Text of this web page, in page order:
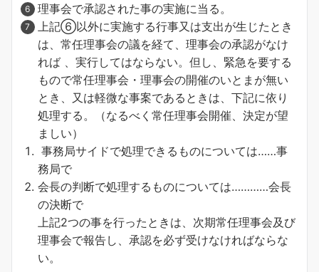
理事会で承認された事の実施に当る。
上記⑥以外に実施する行事又は支出が生じたとき
は、常任理事会の議を経て、理事会の承認がなけ
れば 、実行してはならない。但し、緊急を要する
もので常任理事会・理事会の開催のいとまが無い
とき、又は軽微な事案であるときは、下記に依り
処理する。（なるべく常任理事会開催、決定が望
ましい）
事務局サイドで処理できるものについては……事
務局で
会長の判断で処理するものについては…………会長
の決断で
上記2つの事を行ったときは、次期常任理事会及び
理事会で報告し、承認を必ず受けなければならな
い。